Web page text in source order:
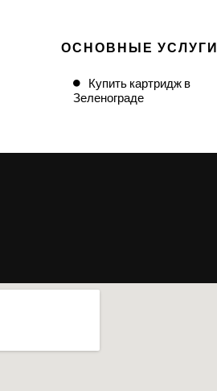
ОСНОВНЫЕ УСЛУГИ
Купить картридж в
Зеленограде